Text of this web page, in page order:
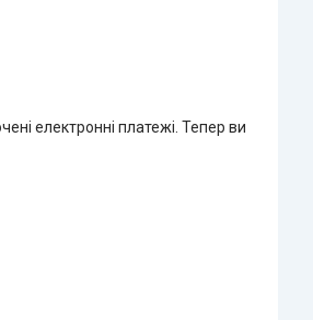
електронні платежі. Тепер ви